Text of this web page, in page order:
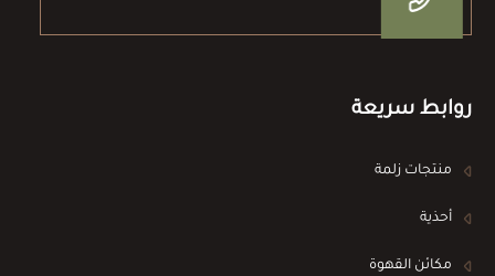
روابط سريعة
منتجات زلمة
أحذية
مكائن القهوة